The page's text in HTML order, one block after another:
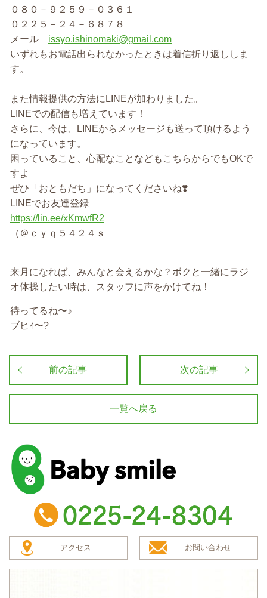
０８０－９２５９－０３６１
０２２５－２４－６８７８
メール issyo.ishinomaki@gmail.com
いずれもお電話出られなかったときは着信折り返ししま
す。
また情報提供の方法にLINEが加わりました。
LINEでの配信も増えています！
さらに、今は、LINEからメッセージも送って頂けるよう
になっています。
困っていること、心配なことなどもこちらからでもOKで
すよ
ぜひ「おともだち」になってくださいね❣️
LINEでお友達登録
https://lin.ee/xKmwfR2
（＠ｃｙｑ５４２４ｓ
来月になれば、みんなと会えるかな？ボクと一緒にラジ
オ体操したい時は、スタッフに声をかけてね！
待ってるね〜♪
ブヒｨ〜?
前の記事 次の記事
一覧へ戻る
baby smile
TEL：0225-24-8304
アクセス お問い合わせ